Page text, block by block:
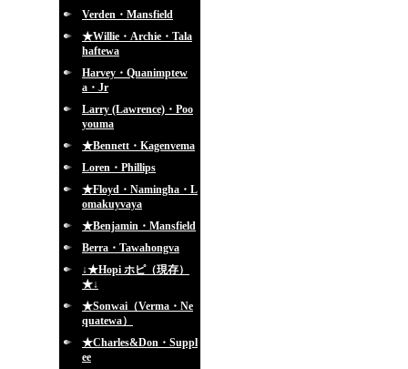
Verden・Mansfield
★Willie・Archie・Tala
haftewa
Harvey・Quanimptew
a・Jr
Larry (Lawrence)・Poo
youma
★Bennett・Kagenvema
Loren・Phillips
★Floyd・Namingha・L
omakuyvaya
★Benjamin・Mansfield
Berra・Tawahongva
↓★Hopi ホピ（現存）
★↓
★Sonwai（Verma・Ne
quatewa）
★Charles&Don・Suppl
ee